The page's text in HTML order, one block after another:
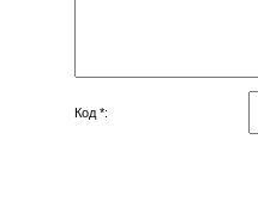
Код *: